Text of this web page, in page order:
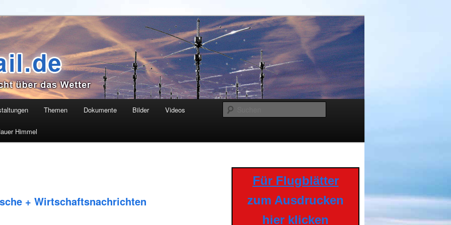
Themen Dokumente Bilder Videos
Himmel
+ Wirt­schafts­nach­rich­ten
Für Flugblätter
zum Ausdrucken
hier klicken